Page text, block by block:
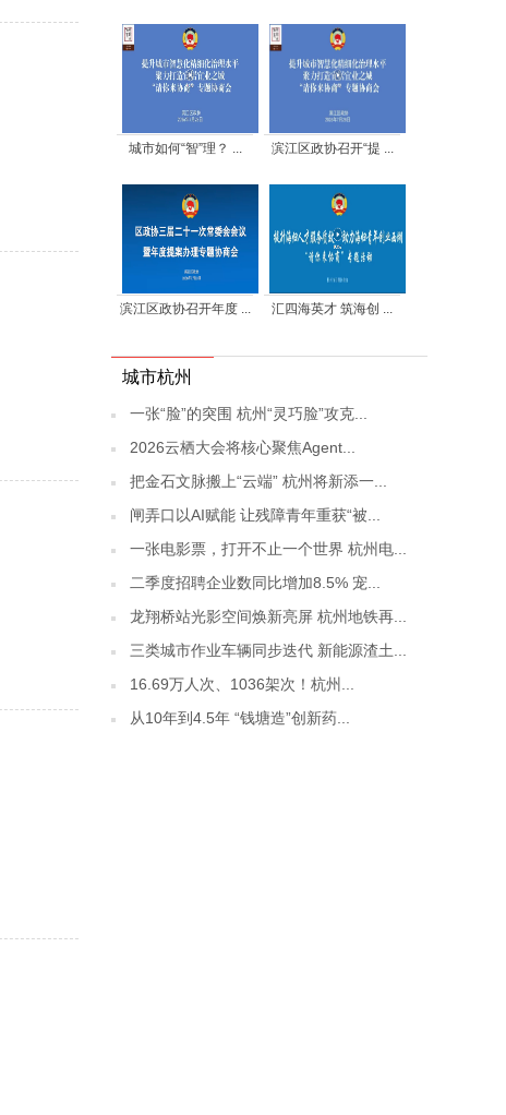
城市如何“智”理？ ... 滨江区政协召开“提 ...
滨江区政协召开年度 ... 汇四海英才 筑海创 ...
城市杭州
一张“脸”的突围 杭州“灵巧脸”攻克...
2026云栖大会将核心聚焦Agent...
把金石文脉搬上“云端” 杭州将新添一...
闸弄口以AI赋能 让残障青年重获“被...
一张电影票，打开不止一个世界 杭州电...
二季度招聘企业数同比增加8.5% 宠...
龙翔桥站光影空间焕新亮屏 杭州地铁再...
三类城市作业车辆同步迭代 新能源渣土...
16.69万人次、1036架次！杭州...
从10年到4.5年 “钱塘造”创新药...